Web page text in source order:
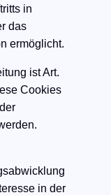
in
das
ermöglicht.
ist Art.
Cookies
in der